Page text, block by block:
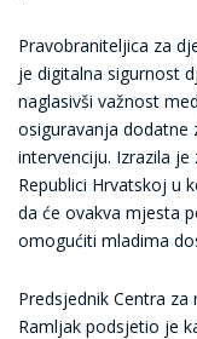
Pravobraniteljica za
je digitalna sigurnost
naglasivši važnost
osiguravanja dodatne
intervenciju. Izrazila
Republici Hrvatskoj u
da će ovakva mjesta
omogućiti mladima
Predsjednik Centra
Ramljak podsjetio je